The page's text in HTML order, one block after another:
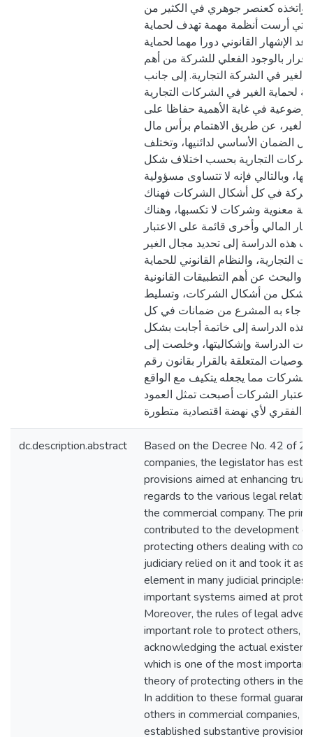
واتخذه كعنصر جوهري في الكثير من
التي أرست أنظمة مهمة تهدف لحماية
الإشهار القانوني دورا مهما لحماية
بالوجود الفعلي للشركة من أهم
الغير في الشركة التجارية. إلى جانب
لحماية الغير في الشركات التجارية
في غاية الأهمية حفاظا على
عن طريق الاهتمام برأس مال
الضمان الأساسي لدائنيها، وتختلف
التجارية بحسب اختلاف شكل
وبالتالي فإنه لا تتساوى مسؤولية
في كل أشكال الشركات فهناك
معنوية وشركات لا تكسبها، وهناك
المالي وأخرى قائمة على الاعتبار
الدراسة إلى تحديد مجال الغير
التجارية، والنظام القانوني للحماية
والبحث عن أهم التطبيقات القانونية
شكل من أشكال الشركات، وتسليط
جاء به المشرع من ضمانات في كل
الدراسة إلى خاتمة أجابت بشكل
الدراسة وإشكاليتها، وخلصت إلى
المتعلقة بالقرار بقانون رقم
2021 بشأن الشركات مما يجعله يتكيف مع الواقع
باعتبار الشركات أصبحت تمثل العمود
الفقري لأي نهضة اقتصادية متطورة.
dc.description.abstract
Based on the Decree No. 42 of
companies, the legislator has
provisions aimed at enhancing
regards to the various legal
the commercial company. The
contributed to the development
protecting others dealing with
judiciary relied on it and took it as
element in many judicial
important systems aimed at
Moreover, the rules of legal
important role to protect others,
acknowledging the actual
which is one of the most
theory of protecting others in the
In addition to these formal
others in commercial companies,
established substantive